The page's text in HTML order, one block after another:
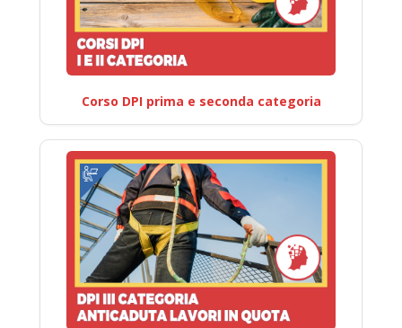
Corso DPI prima e seconda categoria